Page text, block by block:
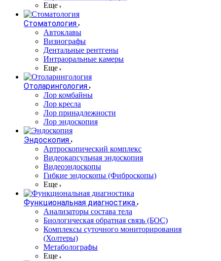
Еще
Стоматология
Автоклавы
Визиографы
Дентальные рентгены
Интраоральные камеры
Еще
Отоларингология
Лор комбайны
Лор кресла
Лор принадлежности
Лор эндоскопия
Эндоскопия
Артроскопический комплекс
Видеокапсульная эндоскопия
Видеоэндоскопы
Гибкие эндоскопы (Фиброcкопы)
Еще
Функциональная диагностика
Анализаторы состава тела
Биологическая обратная связь (БОС)
Комплексы суточного мониторирования
(Холтеры)
Метаболографы
Еще